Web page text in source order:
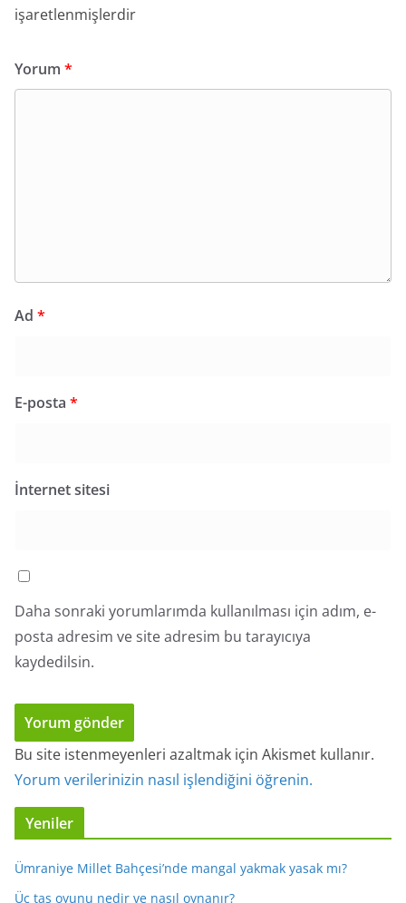
işaretlenmişlerdir
Yorum *
Ad *
E-posta *
İnternet sitesi
Daha sonraki yorumlarımda kullanılması için adım, e-
posta adresim ve site adresim bu tarayıcıya
kaydedilsin.
Bu site istenmeyenleri azaltmak için Akismet kullanır.
Yorum verilerinizin nasıl işlendiğini öğrenin.
Yeniler
Ümraniye Millet Bahçesi’nde mangal yakmak yasak mı?
Üç taş oyunu nedir ve nasıl oynanır?